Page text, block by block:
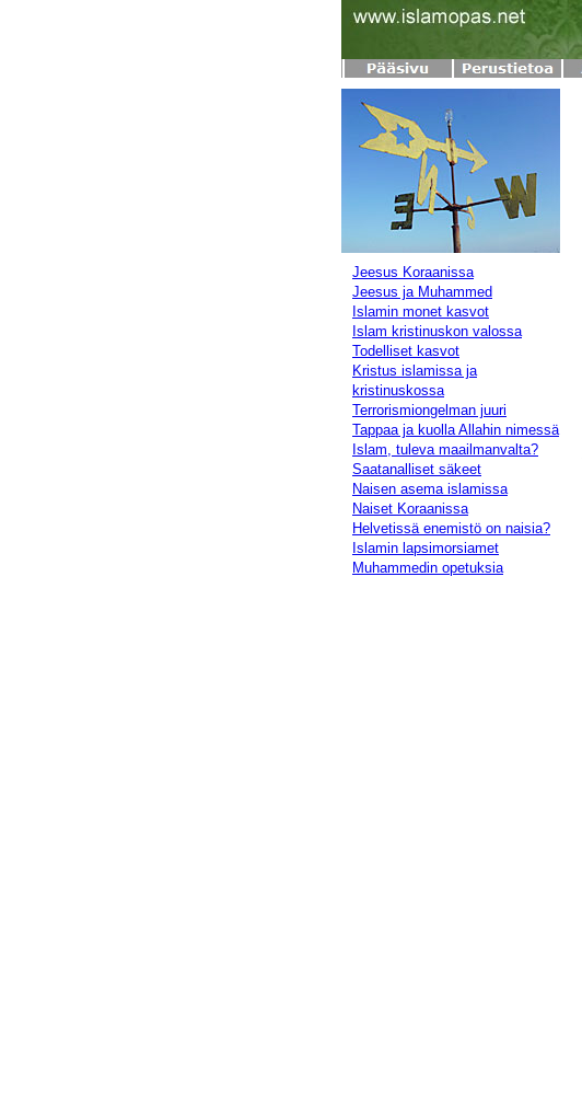
Jeesus Koraanissa
Jeesus ja Muhammed
Islamin monet kasvot
Islam kristinuskon valossa
Todelliset kasvot
Kristus islamissa ja
kristinuskossa
Terrorismiongelman juuri
Tappaa ja kuolla Allahin nimessä
Islam, tuleva maailmanvalta?
Saatanalliset säkeet
Naisen asema islamissa
Naiset Koraanissa
Helvetissä enemistö on naisia?
Islamin lapsimorsiamet
Muhammedin opetuksia